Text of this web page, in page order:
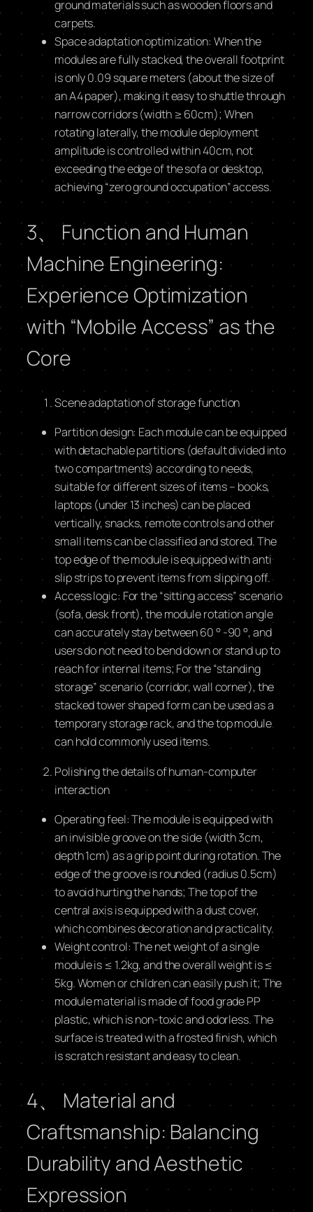
ground materials such as wooden floors and
carpets.
Space adaptation optimization: When the
modules are fully stacked, the overall footprint
is only 0.09 square meters (about the size of
an A4 paper), making it easy to shuttle through
narrow corridors (width ≥ 60cm); When
rotating laterally, the module deployment
amplitude is controlled within 40cm, not
exceeding the edge of the sofa or desktop,
achieving “zero ground occupation” access.
3、 Function and Human
Machine Engineering:
Experience Optimization
with “Mobile Access” as the
Core
Scene adaptation of storage function
Partition design: Each module can be equipped
with detachable partitions (default divided into
two compartments) according to needs,
suitable for different sizes of items – books,
laptops (under 13 inches) can be placed
vertically, snacks, remote controls and other
small items can be classified and stored. The
top edge of the module is equipped with anti
slip strips to prevent items from slipping off.
Access logic: For the “sitting access” scenario
(sofa, desk front), the module rotation angle
can accurately stay between 60 ° -90 °, and
users do not need to bend down or stand up to
reach for internal items; For the “standing
storage” scenario (corridor, wall corner), the
stacked tower shaped form can be used as a
temporary storage rack, and the top module
can hold commonly used items.
Polishing the details of human-computer
interaction
Operating feel: The module is equipped with
an invisible groove on the side (width 3cm,
depth 1cm) as a grip point during rotation. The
edge of the groove is rounded (radius 0.5cm)
to avoid hurting the hands; The top of the
central axis is equipped with a dust cover,
which combines decoration and practicality.
Weight control: The net weight of a single
module is ≤ 1.2kg, and the overall weight is ≤
5kg. Women or children can easily push it; The
module material is made of food grade PP
plastic, which is non-toxic and odorless. The
surface is treated with a frosted finish, which
is scratch resistant and easy to clean.
4、 Material and
Craftsmanship: Balancing
Durability and Aesthetic
Expression